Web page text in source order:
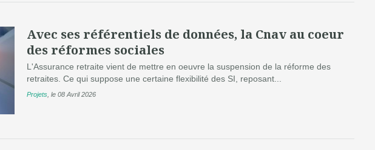
Avec ses référentiels de données, la Cnav au coeur
des réformes sociales
L'Assurance retraite vient de mettre en oeuvre la suspension de la réforme des
retraites. Ce qui suppose une certaine flexibilité des SI, reposant...
Projets le 08 Avril 2026